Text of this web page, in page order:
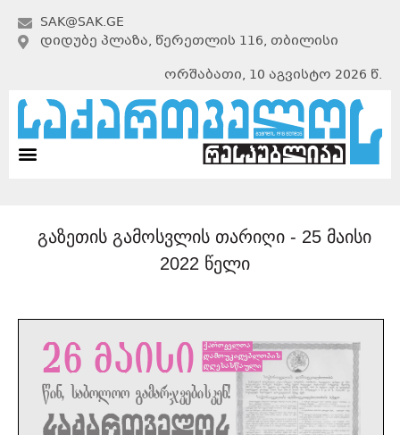
SAK@SAK.GE
ᲓᲘᲓᲣᲑᲔ ᲞᲚᲐᲖᲐ, ᲬᲔᲠᲔᲗᲚᲘᲡ 116, ᲗᲑᲘᲚᲘᲡᲘ
ორშაბათი, 10 აგვისტო 2026 წ.
გაზეთის გამოსვლის თარიღი - 25 მაისი
2022 წელი